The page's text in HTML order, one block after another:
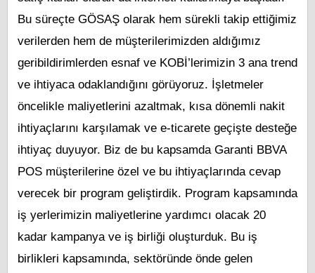
Bu süreçte GÖSAŞ olarak hem sürekli takip ettiğimiz
verilerden hem de müşterilerimizden aldığımız
geribildirimlerden esnaf ve KOBİ’lerimizin 3 ana trend
ve ihtiyaca odaklandığını görüyoruz. İşletmeler
öncelikle maliyetlerini azaltmak, kısa dönemli nakit
ihtiyaçlarını karşılamak ve e-ticarete geçişte desteğe
ihtiyaç duyuyor. Biz de bu kapsamda Garanti BBVA
POS müşterilerine özel ve bu ihtiyaçlarında cevap
verecek bir program geliştirdik. Program kapsamında
iş yerlerimizin maliyetlerine yardımcı olacak 20
kadar kampanya ve iş birliği oluşturduk. Bu iş
birlikleri kapsamında, sektöründe önde gelen